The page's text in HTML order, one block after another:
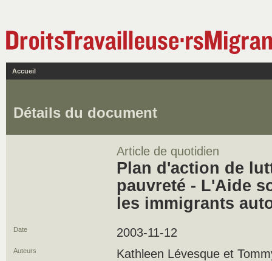
Accueil
Détails du document
Article de quotidien
Plan d'action de
pauvreté - L'Aide
les immigrants
Date 2003-11-12
Auteurs Kathleen Lévesque et